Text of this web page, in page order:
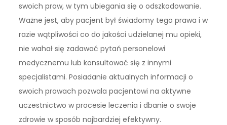
swoich praw, w tym ubiegania się o odszkodowanie.
Ważne jest, aby pacjent był świadomy tego prawa i w
razie wątpliwości co do jakości udzielanej mu opieki,
nie wahał się zadawać pytań personelowi
medycznemu lub konsultować się z innymi
specjalistami. Posiadanie aktualnych informacji o
swoich prawach pozwala pacjentowi na aktywne
uczestnictwo w procesie leczenia i dbanie o swoje
zdrowie w sposób najbardziej efektywny.